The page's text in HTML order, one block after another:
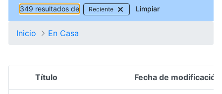
349 resultados de Reciente Limpiar
Inicio En Casa
Selección del elemento
Título Fecha de modificación